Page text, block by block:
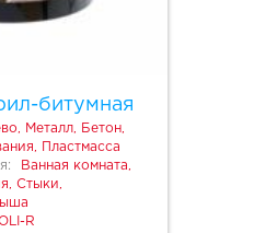
битумная
Металл, Бетон,
Пластмасса
Ванная комната,
Стыки,
R